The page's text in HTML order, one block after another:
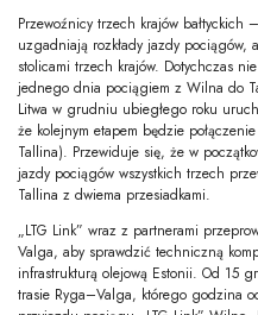
Przewoźnicy trzech krajów bałtyckich
uzgadniają rozkłady jazdy pociągów,
stolicami trzech krajów. Dotychczas
jednego dnia pociągiem z Wilna do
Litwa w grudniu ubiegłego roku
że kolejnym etapem będzie
Tallina). Przewiduje się, że w
jazdy pociągów wszystkich trzech
Tallina z dwiema przesiadkami.
„LTG Link” wraz z partnerami
Valga, aby sprawdzić techniczną
infrastrukturą olejową Estonii. Od 15
trasie Ryga–Valga, którego godzina